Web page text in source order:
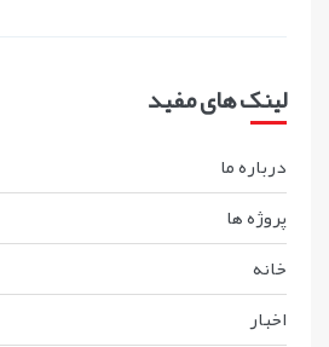
لینک های مفید
درباره ما
پروژه ها
خانه
اخبار